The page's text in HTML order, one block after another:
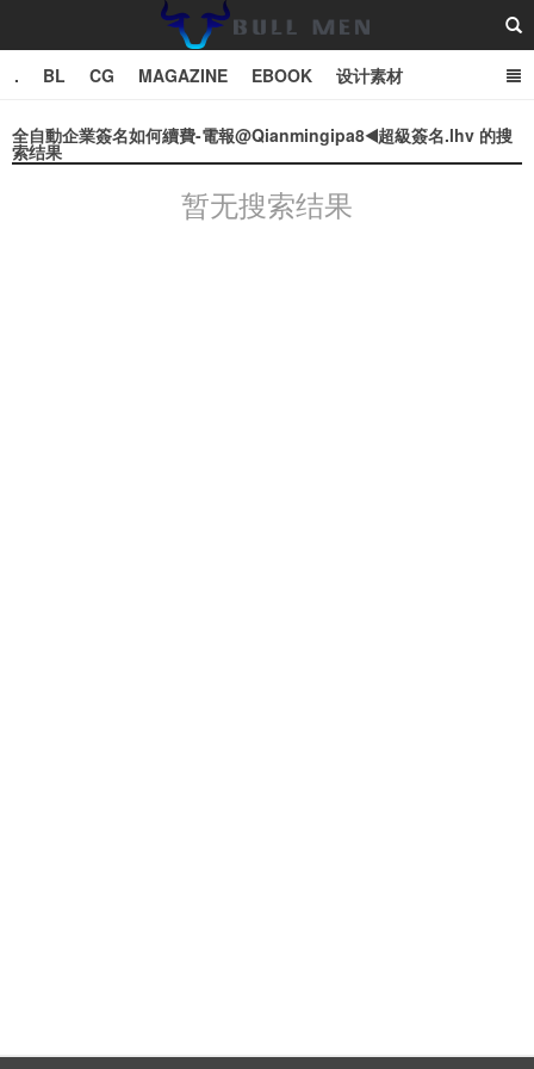
Bull Man斗牛士
. BL CG MAGAZINE EBOOK 设计素材
vector TXT
全自動企業簽名如何續費-電報@Qianmingipa8◀️超級簽名.lhv 的搜
索结果
暂无搜索结果